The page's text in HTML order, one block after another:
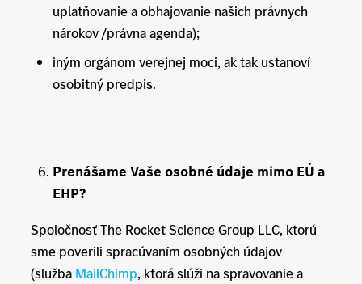
uplatňovanie a obhajovanie našich právnych
nárokov /právna agenda);
iným orgánom verejnej moci, ak tak ustanoví
osobitný predpis.
Prenášame Vaše osobné údaje mimo EÚ a
EHP?
Spoločnosť The Rocket Science Group LLC, ktorú
sme poverili spracúvaním osobných údajov
(služba MailChimp, ktorá slúži na spravovanie a